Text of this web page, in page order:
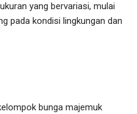
yang bervariasi, mulai
pada kondisi lingkungan dan
bunga majemuk